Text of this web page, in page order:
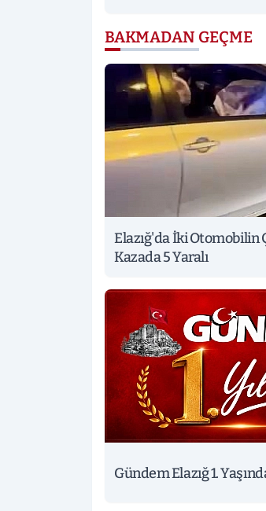
BAKMADAN GEÇME
Elazığ'da İki Otomobilin
Kazada 5 Yaralı
Gündem Elazığ 1.